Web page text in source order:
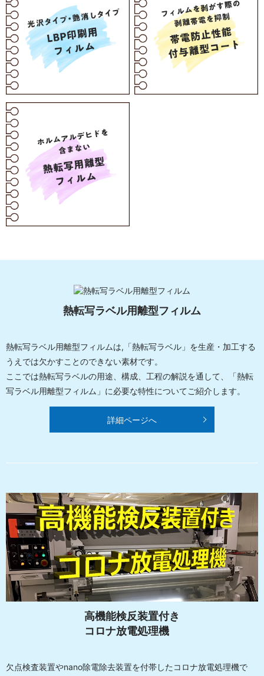
熱転写ラベル用離型フィルム
熱転写ラベル用離型フィルムは,「熱転写ラベル」を生産・加工する
うえでは欠かすことのできない素材です。
ここでは熱転写ラベルの用途、構成、工程の解説を通して、「熱転
写ラベル用離型フィルム」に必要な特性についてご紹介します。
詳細ページへ
高機能検反装置付き
コロナ放電処理機
欠点検査装置やnano除電除去装置を付帯したコロナ放電処理機で